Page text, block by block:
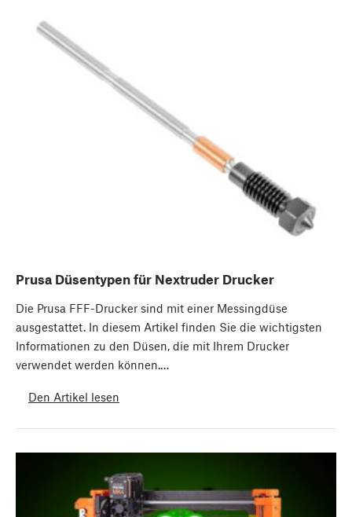
Prusa Düsentypen für Nextruder Drucker
Die Prusa FFF-Drucker sind mit einer Messingdüse
ausgestattet. In diesem Artikel finden Sie die wichtigsten
Informationen zu den Düsen, die mit Ihrem Drucker
verwendet werden können.…
Den Artikel lesen